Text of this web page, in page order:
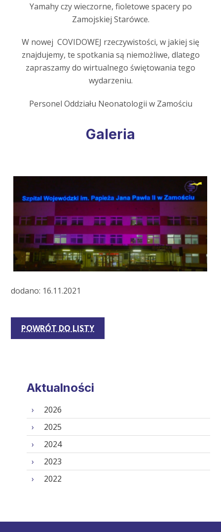
Yamahy czy wieczorne, fioletowe spacery po
Zamojskiej Starówce.
W nowej COVIDOWEJ rzeczywistości, w jakiej się
znajdujemy, te spotkania są niemożliwe, dlatego
zapraszamy do wirtualnego świętowania tego
wydarzeniu.
Personel Oddziału Neonatologii w Zamościu
Galeria
dodano: 16.11.2021
POWRÓT DO LISTY
Aktualności
2026
2025
2024
2023
2022